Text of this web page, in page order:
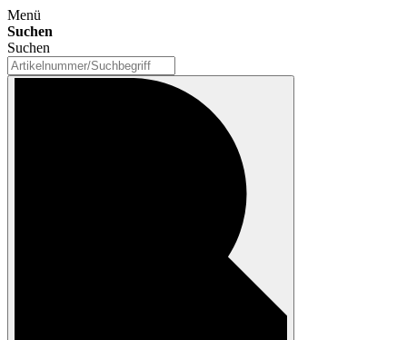
Menü
Suchen
Suchen